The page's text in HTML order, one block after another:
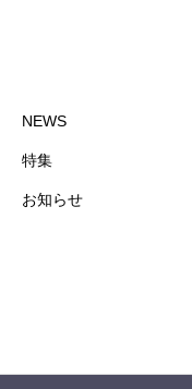
NEWS
特集
お知らせ